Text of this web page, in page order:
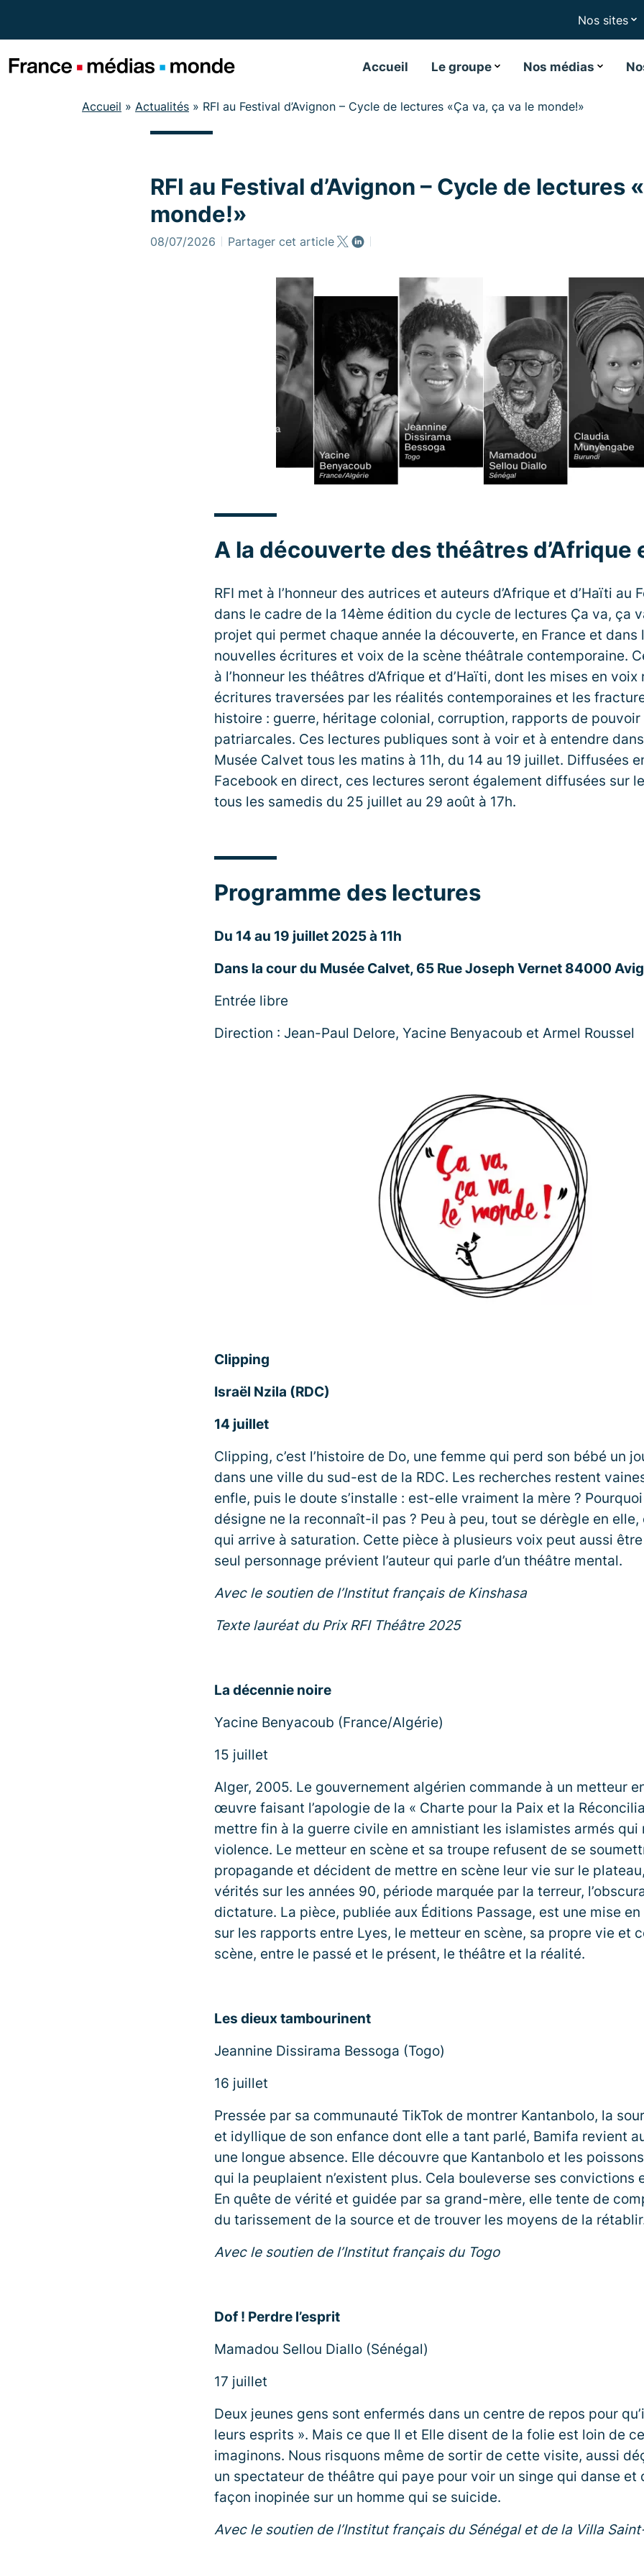
Nos sites
Accueil Le groupe Nos médias
Accueil » Actualités » RFI au Festival d’Avignon – Cycle de lectures «Ça va, ça va le monde!»
RFI au Festival d’Avignon – Cycle de lectures
monde!»
08/07/2026 Partager cet article
A la découverte des théâtres d’Afrique
RFI met à l’honneur des autrices et auteurs d’Afrique et d’Haïti au
dans le cadre de la 14ème édition du cycle de lectures Ça va, ça
projet qui permet chaque année la découverte, en France et dans
nouvelles écritures et voix de la scène théâtrale contemporaine.
à l’honneur les théâtres d’Afrique et d’Haïti, dont les mises en
écritures traversées par les réalités contemporaines et les
histoire : guerre, héritage colonial, corruption, rapports de
patriarcales. Ces lectures publiques sont à voir et à entendre
Musée Calvet tous les matins à 11h, du 14 au 19 juillet. Diffusées
Facebook en direct, ces lectures seront également diffusées sur
tous les samedis du 25 juillet au 29 août à 17h.
Programme des lectures
Du 14 au 19 juillet 2025 à 11h
Dans la cour du Musée Calvet, 65 Rue Joseph Vernet 84000
Entrée libre
Direction : Jean-Paul Delore, Yacine Benyacoub et Armel Roussel
Clipping
Israël Nzila (RDC)
14 juillet
Clipping, c’est l’histoire de Do, une femme qui perd son bébé un
dans une ville du sud-est de la RDC. Les recherches restent
enfle, puis le doute s’installe : est-elle vraiment la mère ? Pourquoi
désigne ne la reconnaît-il pas ? Peu à peu, tout se dérègle en elle,
qui arrive à saturation. Cette pièce à plusieurs voix peut aussi
seul personnage prévient l’auteur qui parle d’un théâtre mental.
Avec le soutien de l’Institut français de Kinshasa
Texte lauréat du Prix RFI Théâtre 2025
La décennie noire
Yacine Benyacoub (France/Algérie)
15 juillet
Alger, 2005. Le gouvernement algérien commande à un metteur
œuvre faisant l’apologie de la « Charte pour la Paix et la
mettre fin à la guerre civile en amnistiant les islamistes armés qui
violence. Le metteur en scène et sa troupe refusent de se
propagande et décident de mettre en scène leur vie sur le
vérités sur les années 90, période marquée par la terreur,
dictature. La pièce, publiée aux Éditions Passage, est une mise
sur les rapports entre Lyes, le metteur en scène, sa propre vie et
scène, entre le passé et le présent, le théâtre et la réalité.
Les dieux tambourinent
Jeannine Dissirama Bessoga (Togo)
16 juillet
Pressée par sa communauté TikTok de montrer Kantanbolo, la
et idyllique de son enfance dont elle a tant parlé, Bamifa revient
une longue absence. Elle découvre que Kantanbolo et les
qui la peuplaient n’existent plus. Cela bouleverse ses convictions
En quête de vérité et guidée par sa grand-mère, elle tente de
du tarissement de la source et de trouver les moyens de la
Avec le soutien de l’Institut français du Togo
Dof ! Perdre l’esprit
Mamadou Sellou Diallo (Sénégal)
17 juillet
Deux jeunes gens sont enfermés dans un centre de repos pour
leurs esprits ». Mais ce que Il et Elle disent de la folie est loin de
imaginons. Nous risquons même de sortir de cette visite, aussi
un spectateur de théâtre qui paye pour voir un singe qui danse et
façon inopinée sur un homme qui se suicide.
Avec le soutien de l’Institut français du Sénégal et de la Villa